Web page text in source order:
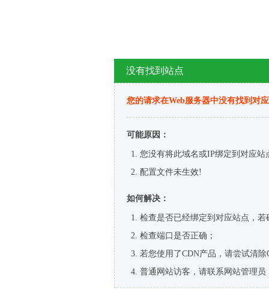
没有找到站点
您的请求在Web服务器中没有找到对
可能原因：
您没有将此域名或IP绑定到对应站
配置文件未生效!
如何解决：
检查是否已经绑定到对应站点，
检查端口是否正确；
若您使用了CDN产品，请尝试清除
普通网站访客，请联系网站管理员